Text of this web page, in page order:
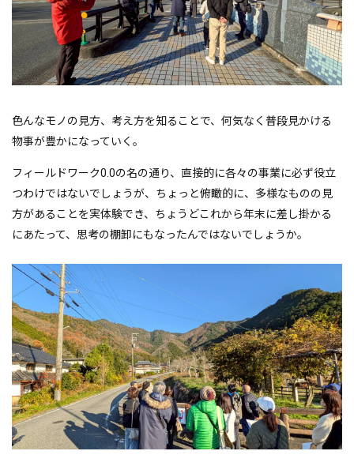
色んなモノの見方、考え方を知ることで、何気なく普段見かける
物事が豊かになっていく。
フィールドワーク0.0の名の通り、直接的に各々の事業に必ず役立
つわけではないでしょうが、ちょっと俯瞰的に、多様なものの見
方があることを実体験でき、ちょうどこれから年末に差し掛かる
にあたって、思考の棚卸にもなったんではないでしょうか。